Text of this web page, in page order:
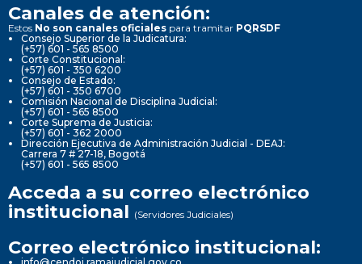
Canales de atención:
Estos No son canales oficiales para tramitar PQRSDF
Consejo Superior de la Judicatura:
(+57) 601 - 565 8500
Corte Constitucional:
(+57) 601 - 350 6200
Consejo de Estado:
(+57) 601 - 350 6700
Comisión Nacional de Disciplina Judicial:
(+57) 601 - 565 8500
Corte Suprema de Justicia:
(+57) 601 - 362 2000
Dirección Ejecutiva de Administración Judicial - DEAJ:
Carrera 7 # 27-18, Bogotá
(+57) 601 - 565 8500
Acceda a su correo electrónico
institucional (Servidores Judiciales)
Correo electrónico institucional: